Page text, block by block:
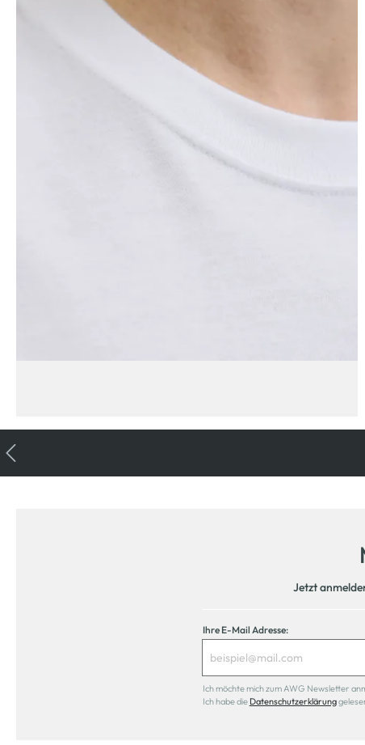
Jetzt
Ihre E-Mail Adresse:
Ich möchte mich zum AWG Newsletter
Ich habe die Datenschutzerklärung